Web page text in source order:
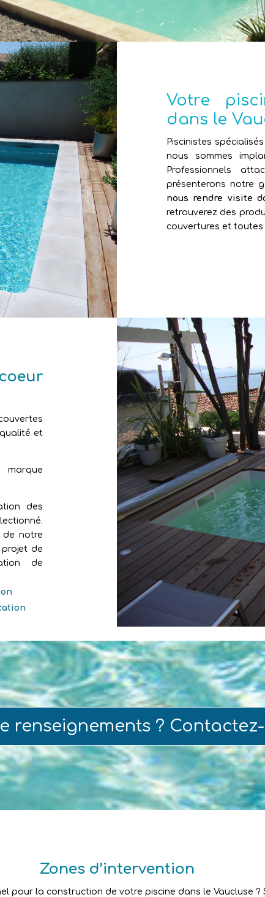
Votre
dans le
Piscinistes
nous sommes
Professionnels
présenterons notre
nous rendre visite
retrouverez des
couvertures et toutes
et
marque
des
de notre
de
de
renseignements ?
Zones d’intervention
pour la construction de votre piscine dans le Vaucluse